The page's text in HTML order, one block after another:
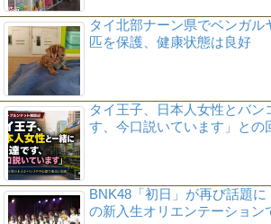
タイ北部ナーン県でベンガル
匹を保護、健康状態は良好
タイ王子、日本人女性とバ
す、今口説いています」との
BNK48「初日」が再び話題
の新入生オリエンテーション